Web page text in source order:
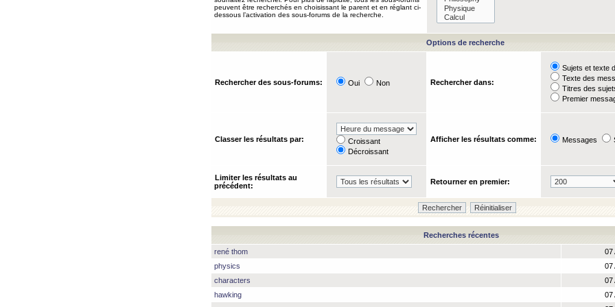
peuvent être recherchés en choisissant le parent et en réglant ci-
dessous l’activation des sous-forums de la recherche.
Options de recherche
Rechercher des sous-forums: Oui Non Rechercher dans:
Sujets et texte
Texte des
Titres des
Premier
Classer les résultats par:
Croissant
Décroissant
Afficher les résultats comme: Messages
Limiter les résultats au
précédent:
Retourner en premier:
Recherches récentes
rené thom
07
physics
07
characters
07
hawking
07